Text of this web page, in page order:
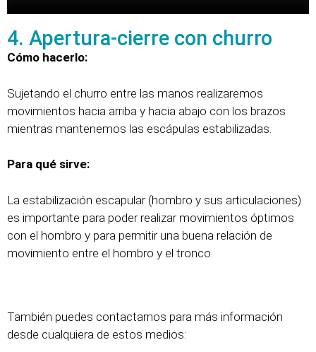
4. Apertura-cierre con churro
Cómo hacerlo:
Sujetando el churro entre las manos realizaremos
movimientos hacia arriba y hacia abajo con los brazos
mientras mantenemos las escápulas estabilizadas.
Para qué sirve:
La estabilización escapular (hombro y sus articulaciones)
es importante para poder realizar movimientos óptimos
con el hombro y para permitir una buena relación de
movimiento entre el hombro y el tronco.
También puedes contactarnos para más información
desde cualquiera de estos medios: